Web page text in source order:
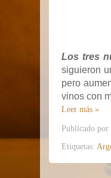
Los tres
siguieron
pero
vinos con
Leer más »
Publicado por
Etiquetas: